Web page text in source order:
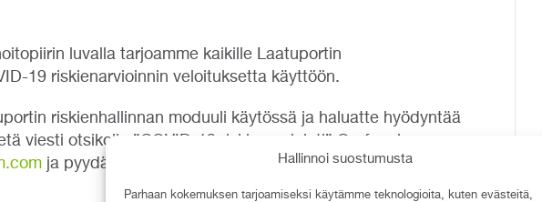
Hallinnoi suostumusta
Parhaan kokemuksen tarjoamiseksi käytämme teknologioita, kuten evästeitä,
luvalla tarjoamme kaikille Laatuportin
19 riskienarvioinnin veloituksetta käyttöön.
riskienhallinnan moduuli käytössä ja haluatte hyödyntää
viesti otsikolla ”COVID-19 riskienarviointi” Qreformin
ja pyydä meitä lisäämään tämä COVID-19 riskienarviointi